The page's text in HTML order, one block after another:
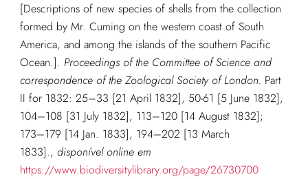
[Descriptions of new species of shells from the collection
formed by Mr. Cuming on the western coast of South
America, and among the islands of the southern Pacific
Ocean.]. Proceedings of the Committee of Science and
correspondence of the Zoological Society of London. Part
II for 1832: 25–33 [21 April 1832], 50-61 [5 June 1832],
104–108 [31 July 1832], 113–120 [14 August 1832];
173–179 [14 Jan. 1833], 194–202 [13 March
1833]., disponível online em
https://www.biodiversitylibrary.org/page/26730700